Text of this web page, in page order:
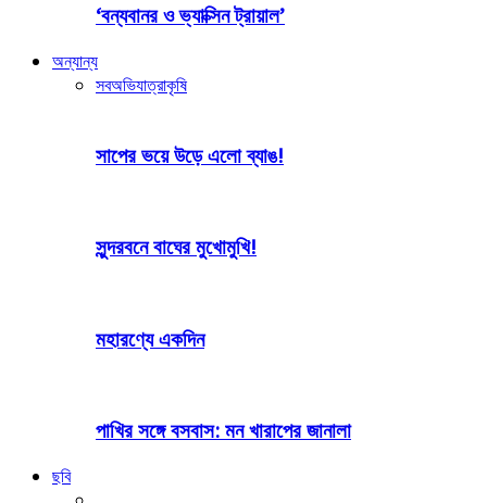
‘বন্যবানর ও ভ্যাক্সিন ট্রায়াল’
অন্যান্য
সবঅভিযাত্রাকৃষি
সাপের ভয়ে উড়ে এলো ব্যাঙ!
সুন্দরবনে বাঘের মুখোমুখি!
মহারণ্যে একদিন
পাখির সঙ্গে বসবাস: মন খারাপের জানালা
ছবি